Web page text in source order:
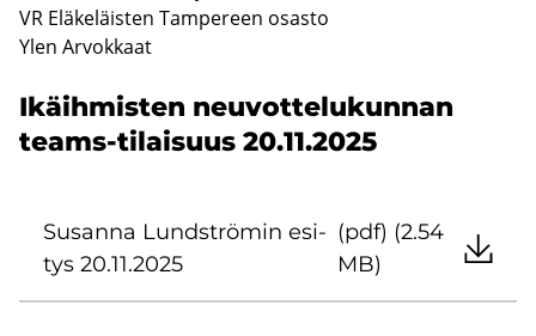
VR Elä­ke­läis­ten Tam­pe­reen osas­to
Ylen Ar­vok­kaat
Ikäih­mis­ten neu­vot­te­lu­kun­nan
teams-​tilaisuus 20.11.2025
Susan­na Lund­strö­min esi­
tys 20.11.2025
(pdf) (2.54
MB)